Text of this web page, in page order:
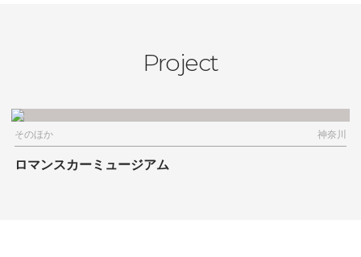
Project
そのほか 神奈川
ロマンスカーミュージアム